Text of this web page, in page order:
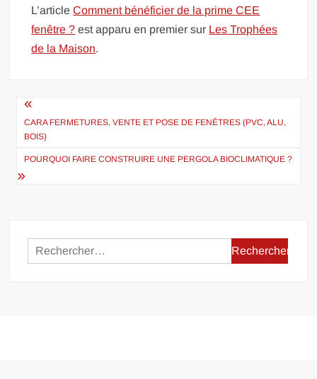
L’articleComment bénéficier de la prime CEE
fenêtre ? est apparu en premier sur Les Trophées
de la Maison.
Navigation
de
l’article
CARA FERMETURES, VENTE ET POSE DE FENÊTRES (PVC, ALU,
BOIS)
POURQUOI FAIRE CONSTRUIRE UNE PERGOLA BIOCLIMATIQUE ?
Rechercher :